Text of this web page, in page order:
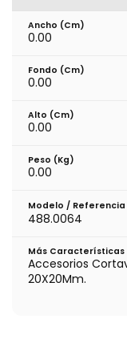
Ancho (cm)
0.00
Fondo (cm)
0.00
Alto (cm)
0.00
Peso (kg)
0.00
Modelo / Referencia
488.0064
Más Características
Accesorios
20X20Mm.